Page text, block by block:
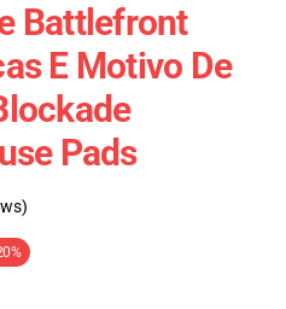
Battlefront
E Motivo De
Pads